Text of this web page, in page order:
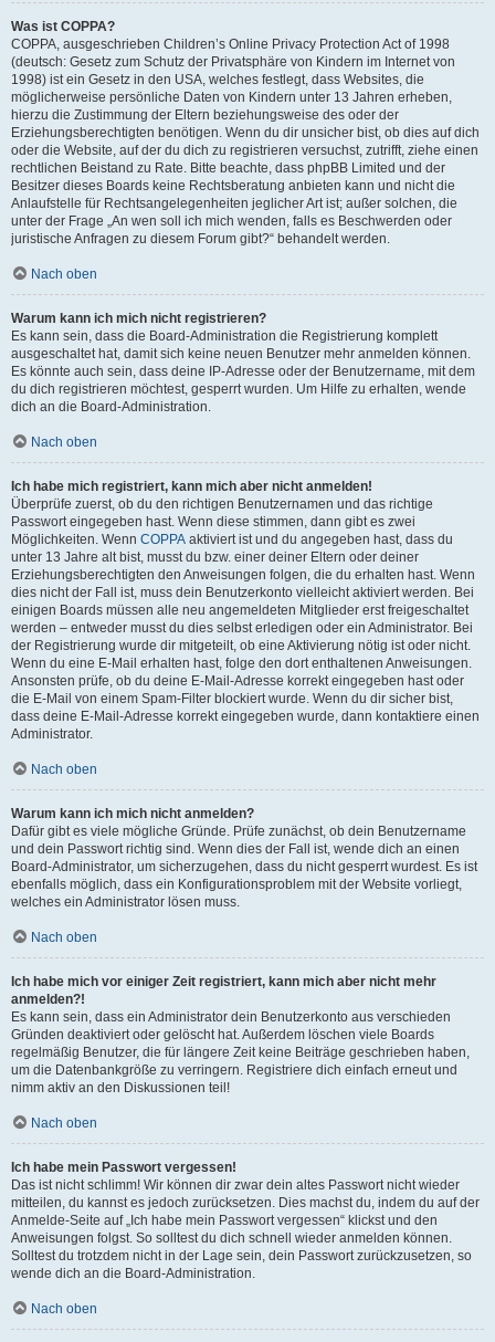
Was ist COPPA?
COPPA, ausgeschrieben Children’s Online Privacy Protection Act of 1998
(deutsch: Gesetz zum Schutz der Privatsphäre von Kindern im Internet von
1998) ist ein Gesetz in den USA, welches festlegt, dass Websites, die
möglicherweise persönliche Daten von Kindern unter 13 Jahren erheben,
hierzu die Zustimmung der Eltern beziehungsweise des oder der
Erziehungsberechtigten benötigen. Wenn du dir unsicher bist, ob dies auf dich
oder die Website, auf der du dich zu registrieren versuchst, zutrifft, ziehe einen
rechtlichen Beistand zu Rate. Bitte beachte, dass phpBB Limited und der
Besitzer dieses Boards keine Rechtsberatung anbieten kann und nicht die
Anlaufstelle für Rechtsangelegenheiten jeglicher Art ist; außer solchen, die
unter der Frage „An wen soll ich mich wenden, falls es Beschwerden oder
juristische Anfragen zu diesem Forum gibt?“ behandelt werden.
Nach oben
Warum kann ich mich nicht registrieren?
Es kann sein, dass die Board-Administration die Registrierung komplett
ausgeschaltet hat, damit sich keine neuen Benutzer mehr anmelden können.
Es könnte auch sein, dass deine IP-Adresse oder der Benutzername, mit dem
du dich registrieren möchtest, gesperrt wurden. Um Hilfe zu erhalten, wende
dich an die Board-Administration.
Nach oben
Ich habe mich registriert, kann mich aber nicht anmelden!
Überprüfe zuerst, ob du den richtigen Benutzernamen und das richtige
Passwort eingegeben hast. Wenn diese stimmen, dann gibt es zwei
Möglichkeiten. Wenn COPPA aktiviert ist und du angegeben hast, dass du
unter 13 Jahre alt bist, musst du bzw. einer deiner Eltern oder deiner
Erziehungsberechtigten den Anweisungen folgen, die du erhalten hast. Wenn
dies nicht der Fall ist, muss dein Benutzerkonto vielleicht aktiviert werden. Bei
einigen Boards müssen alle neu angemeldeten Mitglieder erst freigeschaltet
werden – entweder musst du dies selbst erledigen oder ein Administrator. Bei
der Registrierung wurde dir mitgeteilt, ob eine Aktivierung nötig ist oder nicht.
Wenn du eine E-Mail erhalten hast, folge den dort enthaltenen Anweisungen.
Ansonsten prüfe, ob du deine E-Mail-Adresse korrekt eingegeben hast oder
die E-Mail von einem Spam-Filter blockiert wurde. Wenn du dir sicher bist,
dass deine E-Mail-Adresse korrekt eingegeben wurde, dann kontaktiere einen
Administrator.
Nach oben
Warum kann ich mich nicht anmelden?
Dafür gibt es viele mögliche Gründe. Prüfe zunächst, ob dein Benutzername
und dein Passwort richtig sind. Wenn dies der Fall ist, wende dich an einen
Board-Administrator, um sicherzugehen, dass du nicht gesperrt wurdest. Es ist
ebenfalls möglich, dass ein Konfigurationsproblem mit der Website vorliegt,
welches ein Administrator lösen muss.
Nach oben
Ich habe mich vor einiger Zeit registriert, kann mich aber nicht mehr
anmelden?!
Es kann sein, dass ein Administrator dein Benutzerkonto aus verschieden
Gründen deaktiviert oder gelöscht hat. Außerdem löschen viele Boards
regelmäßig Benutzer, die für längere Zeit keine Beiträge geschrieben haben,
um die Datenbankgröße zu verringern. Registriere dich einfach erneut und
nimm aktiv an den Diskussionen teil!
Nach oben
Ich habe mein Passwort vergessen!
Das ist nicht schlimm! Wir können dir zwar dein altes Passwort nicht wieder
mitteilen, du kannst es jedoch zurücksetzen. Dies machst du, indem du auf der
Anmelde-Seite auf „Ich habe mein Passwort vergessen“ klickst und den
Anweisungen folgst. So solltest du dich schnell wieder anmelden können.
Solltest du trotzdem nicht in der Lage sein, dein Passwort zurückzusetzen, so
wende dich an die Board-Administration.
Nach oben